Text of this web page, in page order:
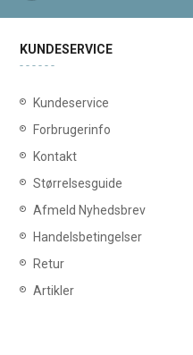
KUNDESERVICE
Kundeservice
Forbrugerinfo
Kontakt
Størrelsesguide
Afmeld Nyhedsbrev
Handelsbetingelser
Retur
Artikler